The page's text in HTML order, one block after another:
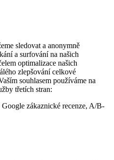
sledovat a anonymně
a surfování na našich
optimalizace našich
zlepšování celkové
souhlasem používáme na
třetích stran:
zákaznické recenze, A/B-